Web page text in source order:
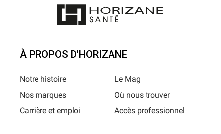
À PROPOS D'HORIZANE
Notre histoire
Nos marques
Carrière et emploi
Le Mag
Où nous trouver
Accès professionnel